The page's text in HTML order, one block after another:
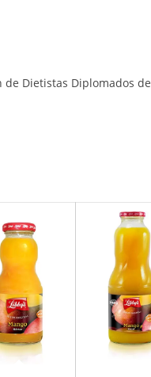
Dietistas Diplomados de